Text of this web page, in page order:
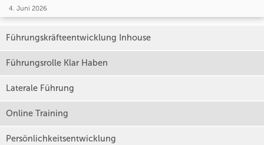
4. Juni 2026
Führungskräfteentwicklung Inhouse
Führungsrolle Klar Haben
Laterale Führung
Online Training
Persönlichkeitsentwicklung